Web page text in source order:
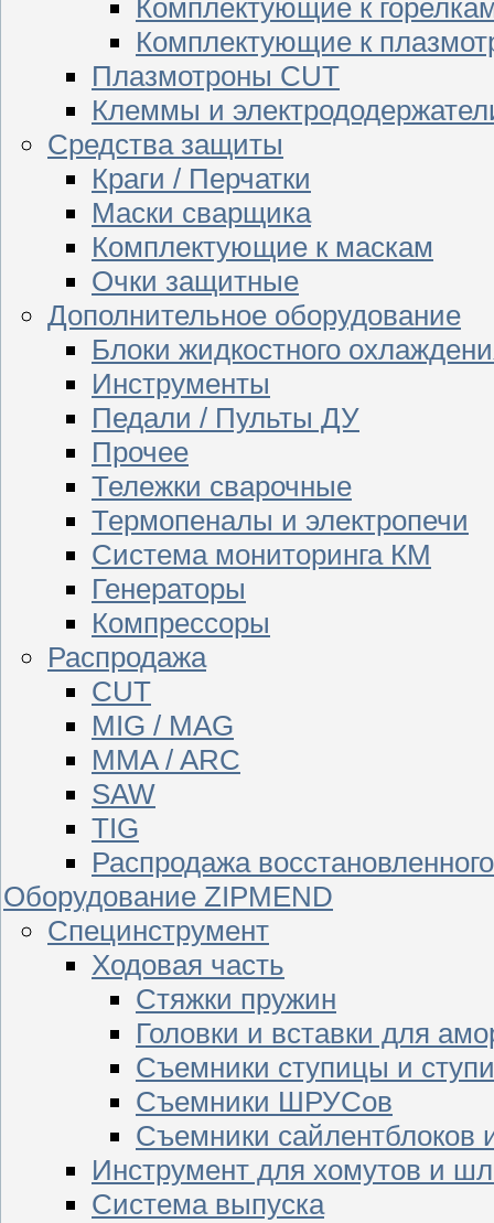
Комплектующие к
Комплектующие к
Плазмотроны CUT
Клеммы и
Средства защиты
Краги / Перчатки
Маски сварщика
Комплектующие к маскам
Очки защитные
Дополнительное оборудование
Блоки жидкостного
Инструменты
Педали / Пульты ДУ
Прочее
Тележки сварочные
Термопеналы и электропечи
Система мониторинга КМ
Генераторы
Компрессоры
Распродажа
CUT
MIG / MAG
MMA / ARC
SAW
TIG
Распродажа
Оборудование ZIPMEND
Специнструмент
Ходовая часть
Стяжки пружин
Головки и вставки для
Съемники ступицы и
Съемники ШРУСов
Съемники сайлентблоков
Инструмент для хомутов и
Система выпуска